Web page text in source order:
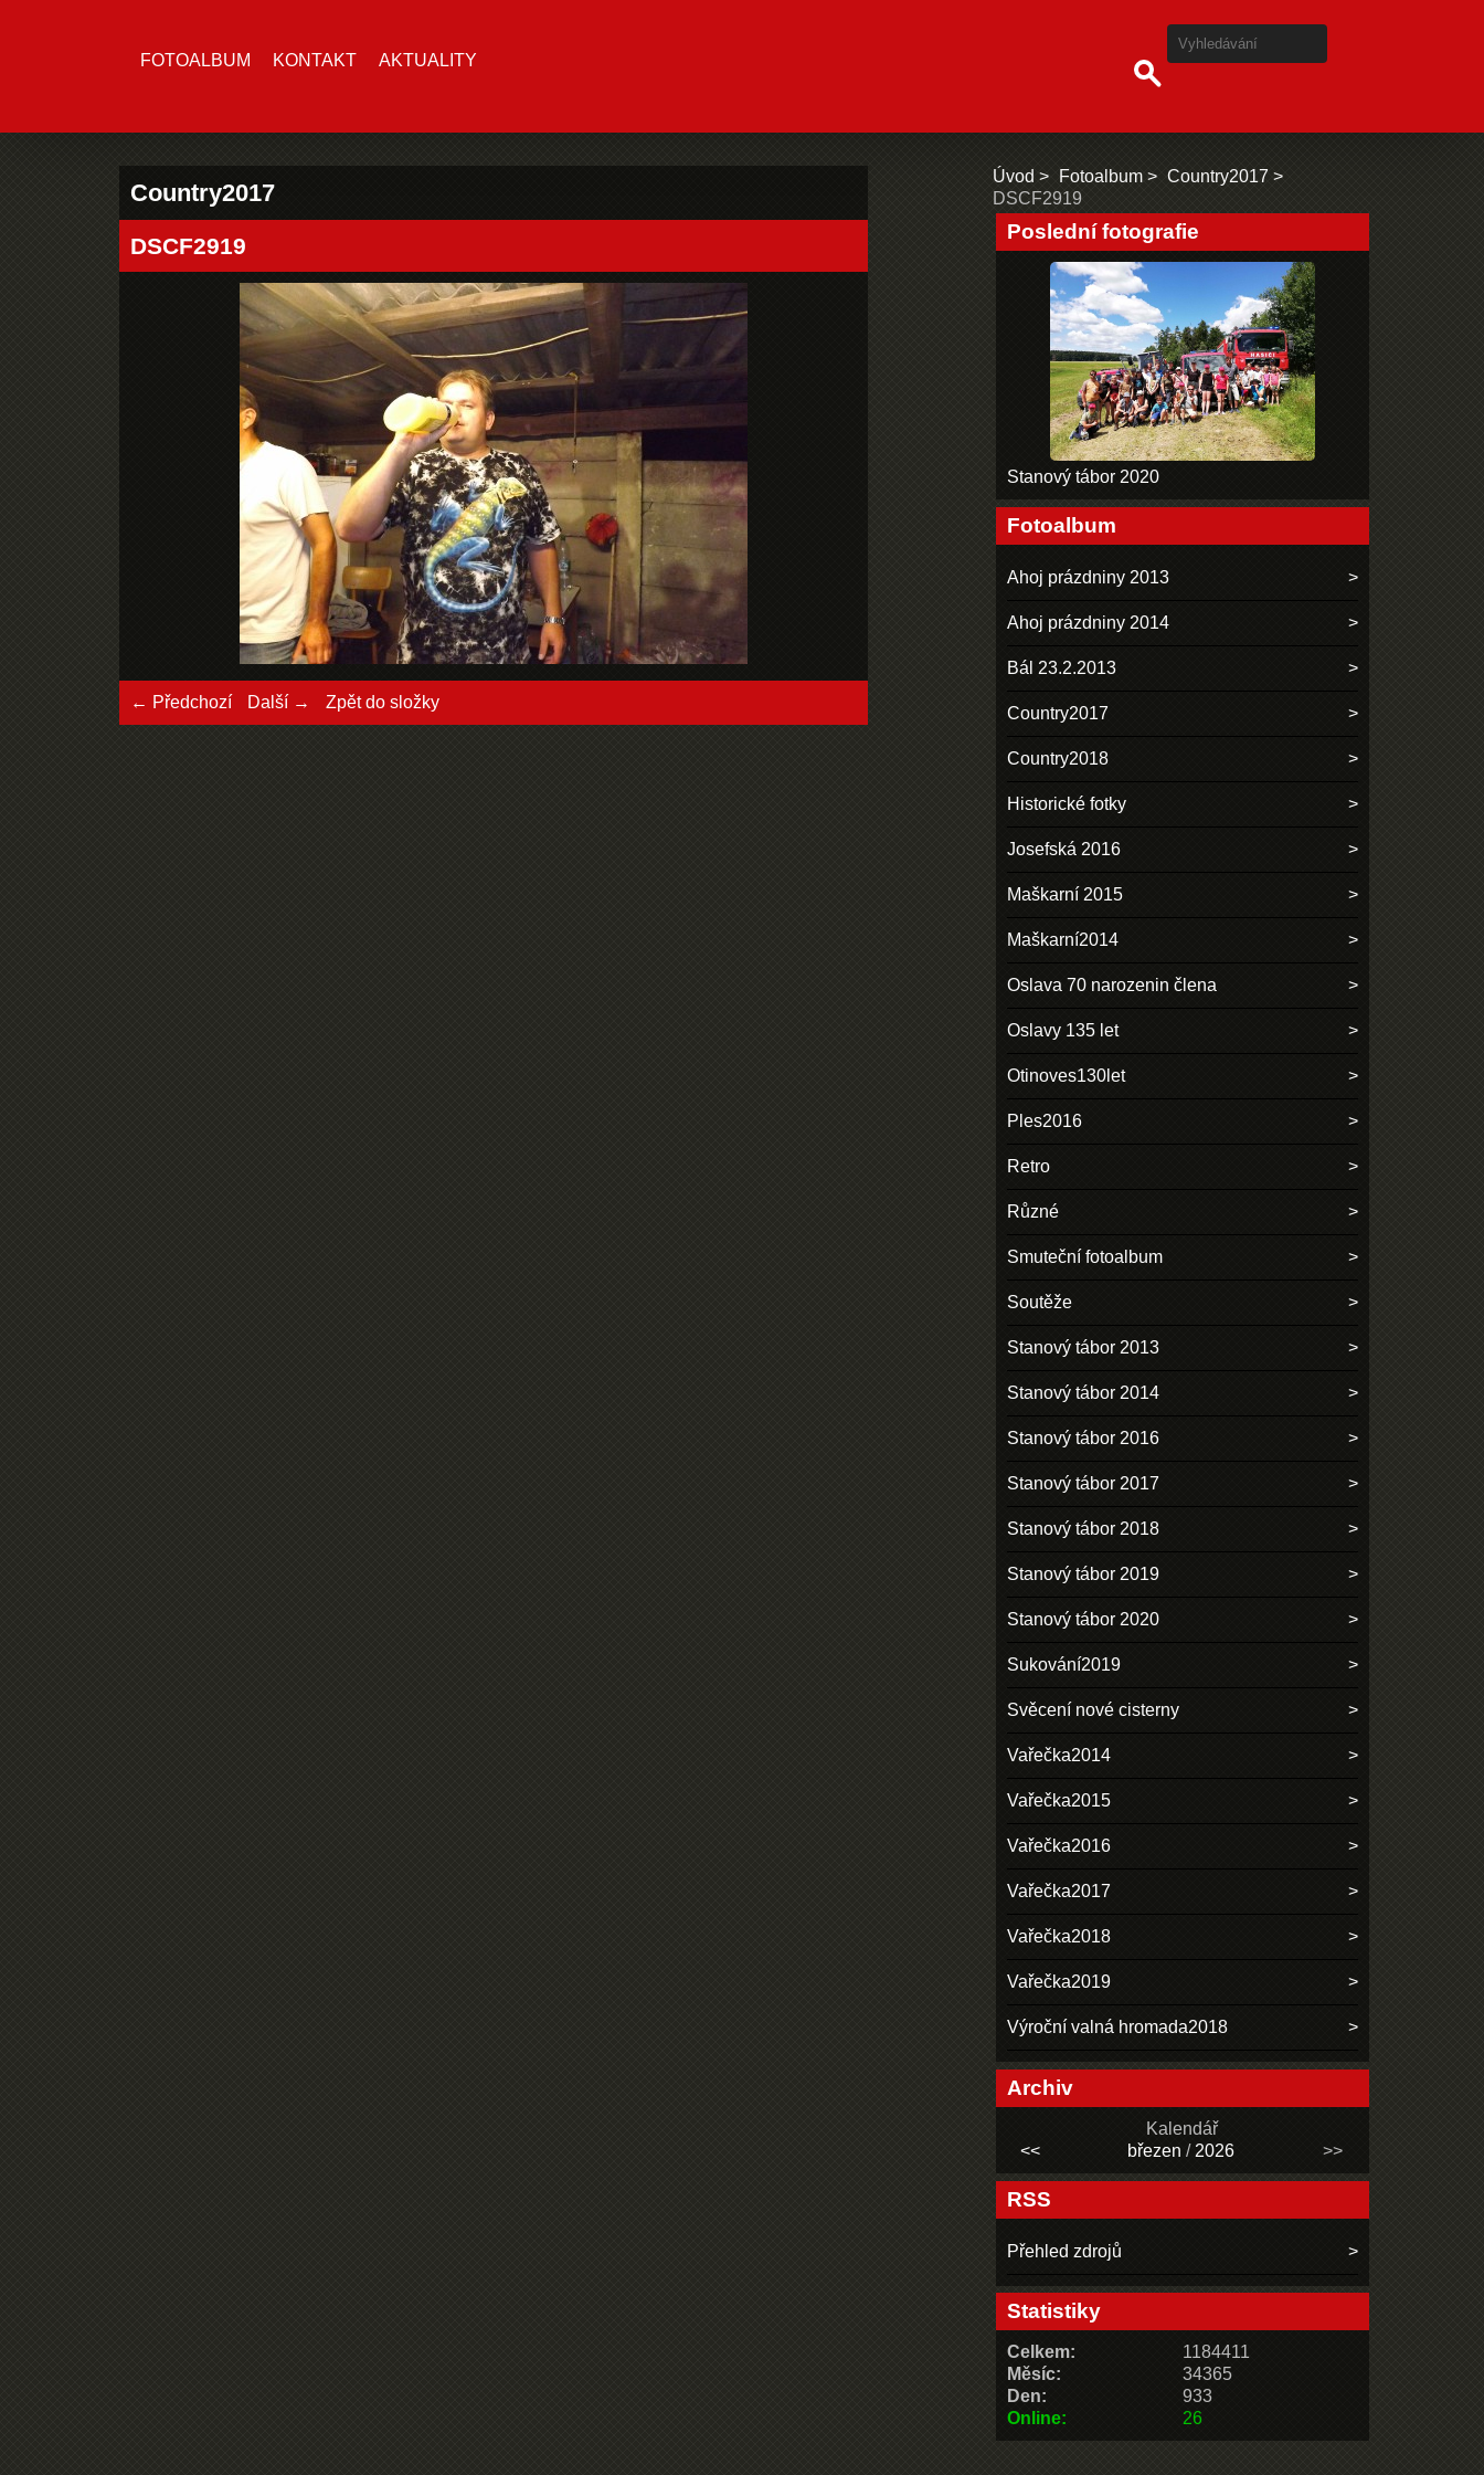
FOTOALBUM KONTAKT AKTUALITY
Country2017
DSCF2919
← Předchozí Další → Zpět do složky
Úvod Fotoalbum
Country2017
DSCF2919
Poslední fotografie
Stanový tábor 2020
Fotoalbum
Ahoj prázdniny 2013
Ahoj prázdniny 2014
Bál 23.2.2013
Country2017
Country2018
Historické fotky
Josefská 2016
Maškarní 2015
Maškarní2014
Oslava 70 narozenin člena
Oslavy 135 let
Otinoves130let
Ples2016
Retro
Různé
Smuteční fotoalbum
Soutěže
Stanový tábor 2013
Stanový tábor 2014
Stanový tábor 2016
Stanový tábor 2017
Stanový tábor 2018
Stanový tábor 2019
Stanový tábor 2020
Sukování2019
Svěcení nové cisterny
Vařečka2014
Vařečka2015
Vařečka2016
Vařečka2017
Vařečka2018
Vařečka2019
Výroční valná hromada2018
Archiv
Kalendář
<<
březen / 2026 >>
RSS
Přehled zdrojů
Statistiky
Online: 26
Celkem:
1184411
Měsíc:
34365
Den:
933